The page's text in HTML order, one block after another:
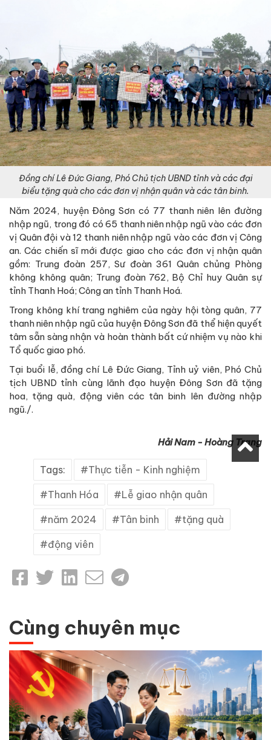
Đồng chí Lê Đức Giang, Phó Chủ tịch UBND tỉnh và các đại
biểu tặng quà cho các đơn vị nhận quân và các tân binh.
Năm 2024, huyện Đông Sơn có 77 thanh niên lên đường
nhập ngũ, trong đó có 65 thanh niên nhập ngũ vào các đơn
vị Quân đội và 12 thanh niên nhập ngũ vào các đơn vị Công
an. Các chiến sĩ mới được giao cho các đơn vị nhận quân
gồm: Trung đoàn 257, Sư đoàn 361 Quân chủng Phòng
không không quân; Trung đoàn 762, Bộ Chỉ huy Quân sự
tỉnh Thanh Hoá; Công an tỉnh Thanh Hoá.
Trong không khí trang nghiêm của ngày hội tòng quân, 77
thanh niên nhập ngũ của huyện Đông Sơn đã thể hiện quyết
tâm sẵn sàng nhận và hoàn thành bất cứ nhiệm vụ nào khi
Tổ quốc giao phó.
Tại buổi lễ, đồng chí Lê Đức Giang, Tỉnh uỷ viên, Phó Chủ
tịch UBND tỉnh cùng lãnh đạo huyện Đông Sơn đã tặng
hoa, tặng quà, động viên các tân binh lên đường nhập
ngũ./.
Hải Nam - Hoàng Trang
Tags: Thực tiễn - Kinh nghiệm
Thanh Hóa Lễ giao nhận quân
năm 2024 Tân binh tặng quà
động viên
Cùng chuyên mục